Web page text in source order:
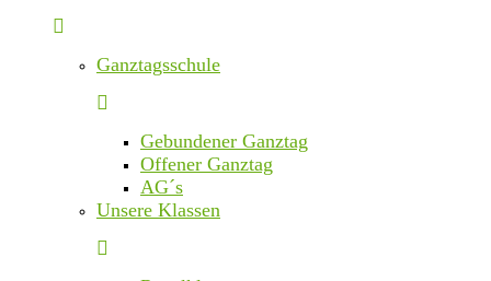
Ganztagsschule
Gebundener Ganztag
Offener Ganztag
AG´s
Unsere Klassen